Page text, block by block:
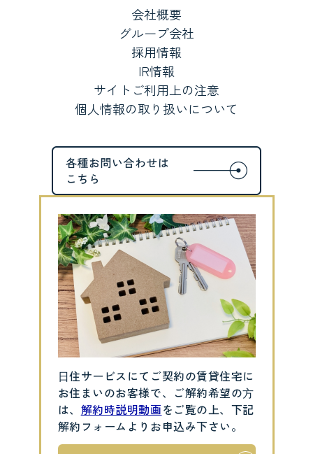
会社概要
グループ会社
採用情報
IR情報
サイトご利用上の注意
個人情報の取り扱いについて
⽇住サービスにてご契約の賃貸住宅に
お住まいのお客様で、ご解約希望の⽅
は、 解約時説明動画をご覧の上、下記
解約フォームよりお申込み下さい。